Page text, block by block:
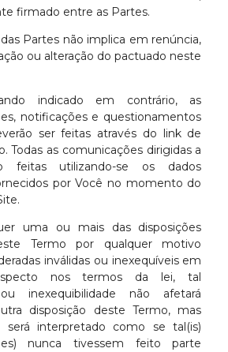
firmado entre as Partes.
Partes não implica em renúncia,
ou alteração do pactuado neste
indicado em contrário, as
notificações e questionamentos
ser feitas através do link de
. Todas as comunicações dirigidas a
feitas utilizando-se os dados
por Você no momento do
uma ou mais das disposições
Termo por qualquer motivo
inválidas ou inexequíveis em
nos termos da lei, tal
inexequibilidade não afetará
disposição deste Termo, mas
será interpretado como se tal(is)
nunca tivessem feito parte